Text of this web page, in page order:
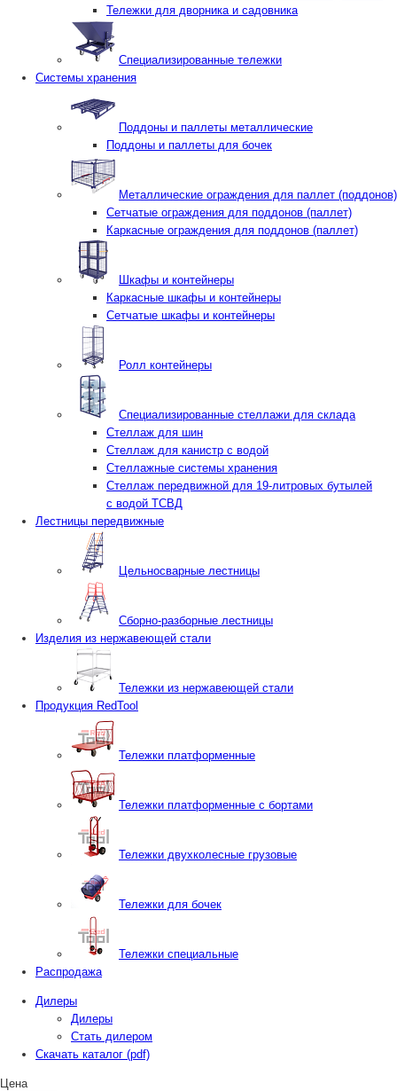
Тележки для дворника и садовника
Специализированные тележки
Системы хранения
Поддоны и паллеты металлические
Поддоны и паллеты для бочек
Металлические ограждения для паллет (поддонов)
Сетчатые ограждения для поддонов (паллет)
Каркасные ограждения для поддонов (паллет)
Шкафы и контейнеры
Каркасные шкафы и контейнеры
Сетчатые шкафы и контейнеры
Ролл контейнеры
Специализированные стеллажи для склада
Стеллаж для шин
Стеллаж для канистр с водой
Стеллажные системы хранения
Стеллаж передвижной для 19-литровых бутылей
с водой ТСВД
Лестницы передвижные
Цельносварные лестницы
Сборно-разборные лестницы
Изделия из нержавеющей стали
Тележки из нержавеющей стали
Продукция RedTool
Тележки платформенные
Тележки платформенные с бортами
Тележки двухколесные грузовые
Тележки для бочек
Тележки специальные
Распродажа
Дилеры
Дилеры
Стать дилером
Скачать каталог (pdf)
Цена